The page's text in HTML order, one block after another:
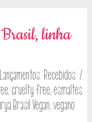
linha
Lançamentos Recebidos /
, cruelty free, esmaltes
Brasil Vegan,vegano